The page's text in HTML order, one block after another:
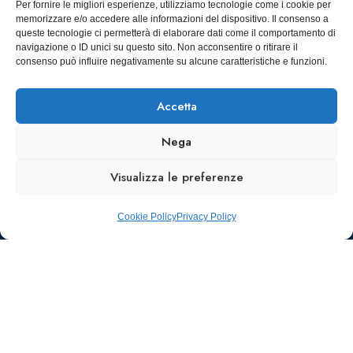
Per fornire le migliori esperienze, utilizziamo tecnologie come i cookie per
memorizzare e/o accedere alle informazioni del dispositivo. Il consenso a
queste tecnologie ci permetterà di elaborare dati come il comportamento di
navigazione o ID unici su questo sito. Non acconsentire o ritirare il
consenso può influire negativamente su alcune caratteristiche e funzioni.
Accetta
Nega
Visualizza le preferenze
Cookie PolicyPrivacy Policy
Tel.: 06328121
infoaiic2026@ega.it
22 10128
Torino
SCARICA
ICS